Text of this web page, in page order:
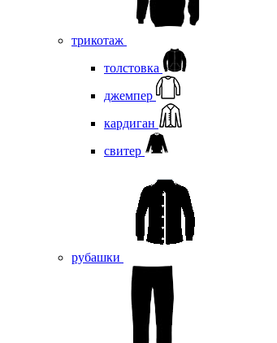
трикотаж
толстовка
джемпер
кардиган
свитер
рубашки